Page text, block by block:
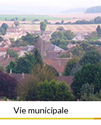
Vie municipale